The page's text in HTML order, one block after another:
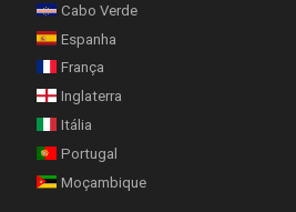
Cabo Verde
Espanha
França
Inglaterra
Itália
Portugal
Moçambique